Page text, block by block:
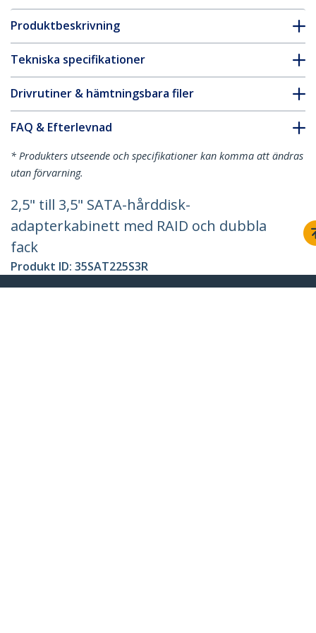
Produktbeskrivning
Tekniska specifikationer
Drivrutiner & hämtningsbara filer
FAQ & Efterlevnad
* Produkters utseende och specifikationer kan komma att ändras
utan förvarning.
2,5" till 3,5" SATA-hårddisk-
adapterkabinett med RAID och dubbla
fack
Produkt ID: 35SAT225S3R